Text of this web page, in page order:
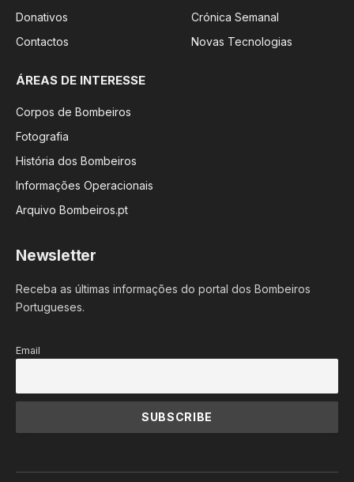
Donativos
Contactos
Crónica Semanal
Novas Tecnologias
ÁREAS DE INTERESSE
Corpos de Bombeiros
Fotografia
História dos Bombeiros
Informações Operacionais
Arquivo Bombeiros.pt
Newsletter
Receba as últimas informações do portal dos Bombeiros
Portugueses.
Email